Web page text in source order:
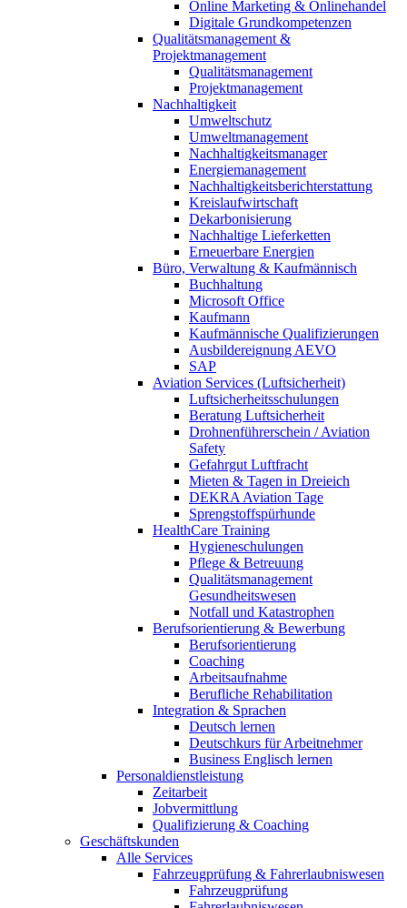
Online Marketing & Onlinehandel
Digitale Grundkompetenzen
Qualitätsmanagement &
Projektmanagement
Qualitätsmanagement
Projektmanagement
Nachhaltigkeit
Umweltschutz
Umweltmanagement
Nachhaltigkeitsmanager
Energiemanagement
Nachhaltigkeitsberichterstattung
Kreislaufwirtschaft
Dekarbonisierung
Nachhaltige Lieferketten
Erneuerbare Energien
Büro, Verwaltung & Kaufmännisch
Buchhaltung
Microsoft Office
Kaufmann
Kaufmännische Qualifizierungen
Ausbildereignung AEVO
SAP
Aviation Services (Luftsicherheit)
Luftsicherheitsschulungen
Beratung Luftsicherheit
Drohnenführerschein / Aviation
Safety
Gefahrgut Luftfracht
Mieten & Tagen in Dreieich
DEKRA Aviation Tage
Sprengstoffspürhunde
HealthCare Training
Hygieneschulungen
Pflege & Betreuung
Qualitätsmanagement
Gesundheitswesen
Notfall und Katastrophen
Berufsorientierung & Bewerbung
Berufsorientierung
Coaching
Arbeitsaufnahme
Berufliche Rehabilitation
Integration & Sprachen
Deutsch lernen
Deutschkurs für Arbeitnehmer
Business Englisch lernen
Personaldienstleistung
Zeitarbeit
Jobvermittlung
Qualifizierung & Coaching
Geschäftskunden
Alle Services
Fahrzeugprüfung & Fahrerlaubniswesen
Fahrzeugprüfung